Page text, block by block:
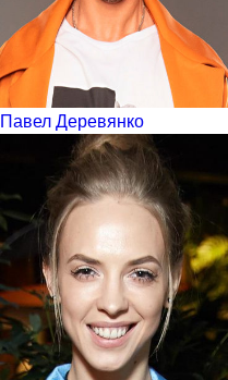
Павел Деревянко